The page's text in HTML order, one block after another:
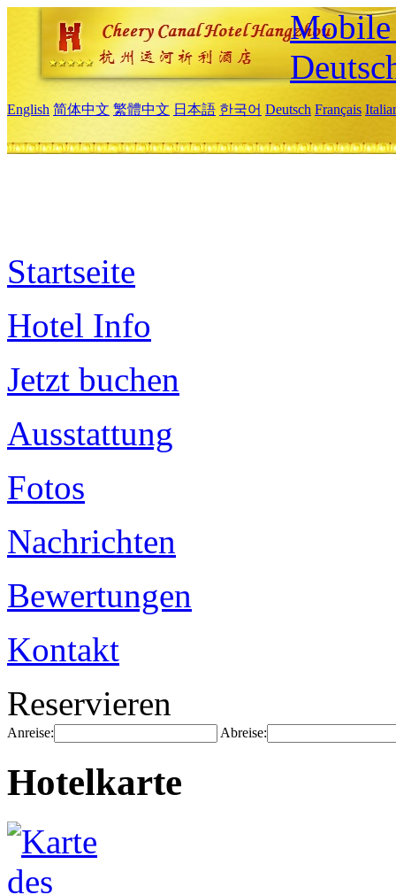
Mobile
English 简体中文 繁體中文 日本語 한국어 Deutsch Français
Startseite
Hotel Info
Jetzt buchen
Ausstattung
Fotos
Nachrichten
Bewertungen
Kontakt
Reservieren
Anreise: Abreise:
Hotelkarte